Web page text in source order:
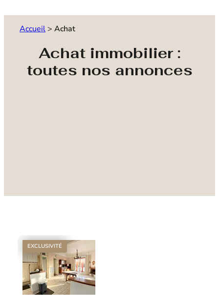
Accueil > Achat
Achat immobilier :
toutes nos annonces
EXCLUSIVITÉ